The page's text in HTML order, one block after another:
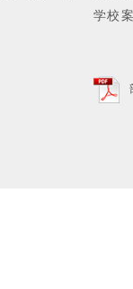
学校